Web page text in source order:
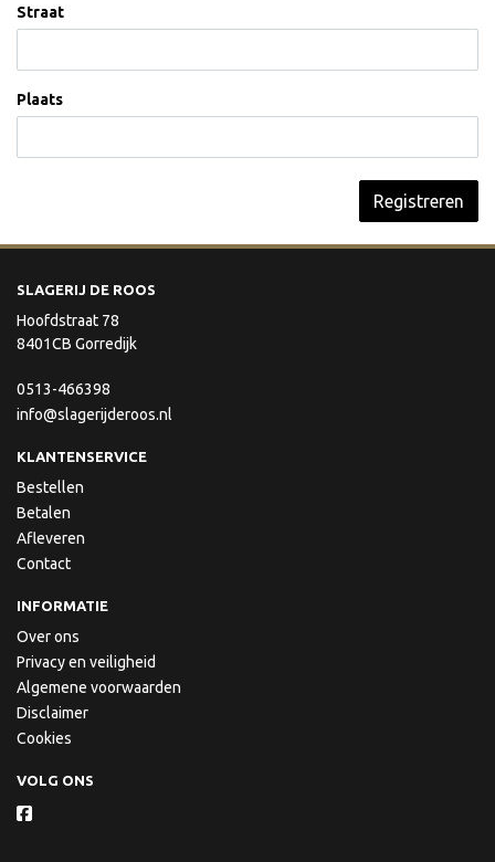
Straat
Plaats
Registreren
SLAGERIJ DE ROOS
Hoofdstraat 78
8401CB Gorredijk
0513-466398
info@slagerijderoos.nl
KLANTENSERVICE
Bestellen
Betalen
Afleveren
Contact
INFORMATIE
Over ons
Privacy en veiligheid
Algemene voorwaarden
Disclaimer
Cookies
VOLG ONS